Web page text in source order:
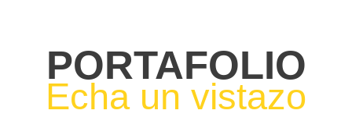
PORTAFOLIO
Echa un vistazo